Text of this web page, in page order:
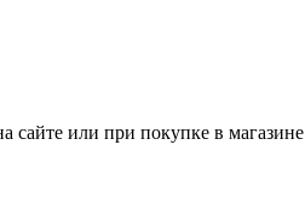
сайте или при покупке в магазине